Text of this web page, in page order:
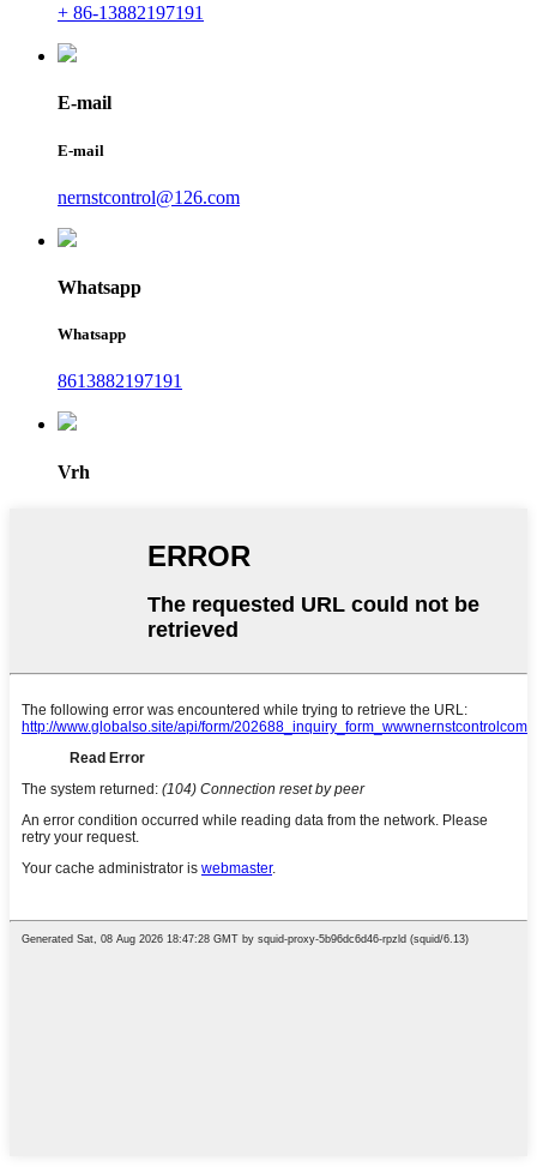
+ 86-13882197191
E-mail
E-mail
nernstcontrol@126.com
Whatsapp
Whatsapp
8613882197191
Vrh